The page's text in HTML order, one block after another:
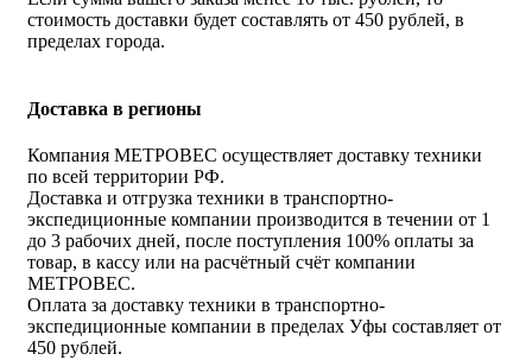
стоимость доставки будет составлять от 450 рублей, в
пределах города.
Доставка в регионы
Компания МЕТРОВЕС осуществляет доставку техники
по всей территории РФ.
Доставка и отгрузка техники в транспортно-
экспедиционные компании производится в течении от 1
до 3 рабочих дней, после поступления 100% оплаты за
товар, в кассу или на расчётный счёт компании
МЕТРОВЕС.
Оплата за доставку техники в транспортно-
экспедиционные компании в пределах Уфы составляет от
450 рублей.